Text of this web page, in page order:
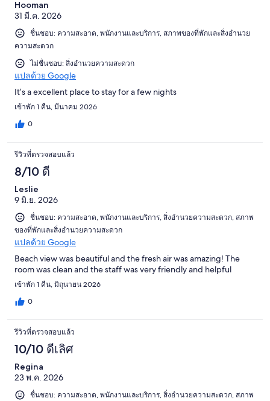
Hooman
31 มี.ค. 2026
ชื่นชอบ: ความสะอาด, พนักงานและบริการ, สภาพของที่พักและสิ่งอำนวย
ความสะดวก
ไม่ชื่นชอบ: สิ่งอำนวยความสะดวก
แปลด้วย Google
It’s a excellent place to stay for a few nights
เข้าพัก 1 คืน, มีนาคม 2026
0
รีวิวที่ตรวจสอบแล้ว
8/10 ดี
Leslie
9 มิ.ย. 2026
ชื่นชอบ: ความสะอาด, พนักงานและบริการ, สิ่งอำนวยความสะดวก, สภาพ
ของที่พักและสิ่งอำนวยความสะดวก
แปลด้วย Google
Beach view was beautiful and the fresh air was amazing! The
room was clean and the staff was very friendly and helpful
เข้าพัก 1 คืน, มิถุนายน 2026
0
รีวิวที่ตรวจสอบแล้ว
10/10 ดีเลิศ
Regina
23 พ.ค. 2026
ชื่นชอบ: ความสะอาด, พนักงานและบริการ, สิ่งอำนวยความสะดวก, สภาพ